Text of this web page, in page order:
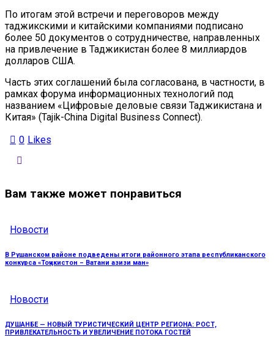
По итогам этой встречи и переговоров между
таджикскими и китайскими компаниями подписано
более 50 документов о сотрудничестве, направленных
на привлечение в Таджикистан более 8 миллиардов
долларов США.
Часть этих соглашений была согласована, в частности, в
рамках форума информационных технологий под
названием «Цифровые деловые связи Таджикистана и
Китая» (Tajik-China Digital Business Connect).
0 Likes
Вам также может понравиться
Новости
В Рушанском районе подведены итоги районного этапа республиканского
конкурса «Тоҷикистон – Ватани азизи ман»
Новости
ДУШАНБЕ — НОВЫЙ ТУРИСТИЧЕСКИЙ ЦЕНТР РЕГИОНА: РОСТ,
ПРИВЛЕКАТЕЛЬНОСТЬ И УВЕЛИЧЕНИЕ ПОТОКА ГОСТЕЙ